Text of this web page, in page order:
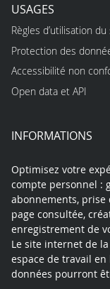
USAGES
Règles d’utilisation du
Protection des
Accessibilité non
Open data et API
INFORMATIONS
Optimisez votre
compte personnel :
abonnements, prise
page consultée,
enregistrement de
Le site internet de
espace de travail
données pourront